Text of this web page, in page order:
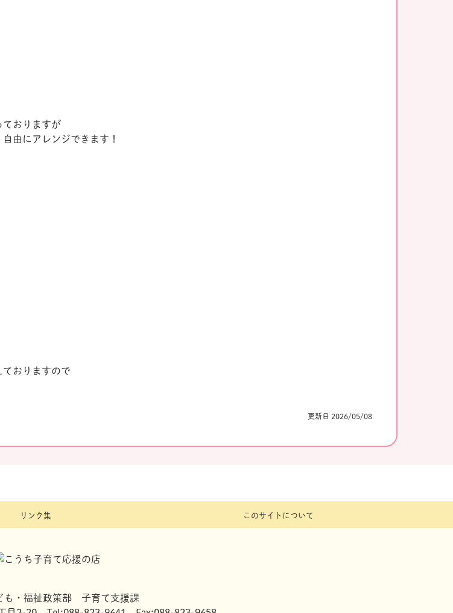
ておりますが
由にアレンジできます！
おりますので
更新日 2026/05/08
リンク集 このサイトについて
も・福祉政策部 子育て支援課